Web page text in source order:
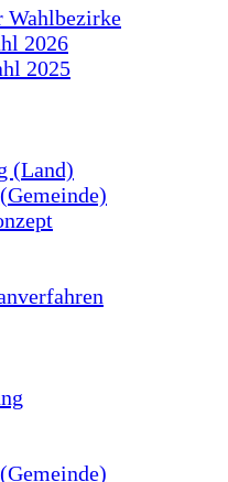
Wahlbezirke
2026
2025
(Land)